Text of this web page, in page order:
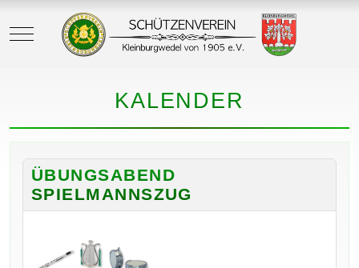
Mobile Menu Toggle
KALENDER
ÜBUNGSABEND
SPIELMANNSZUG